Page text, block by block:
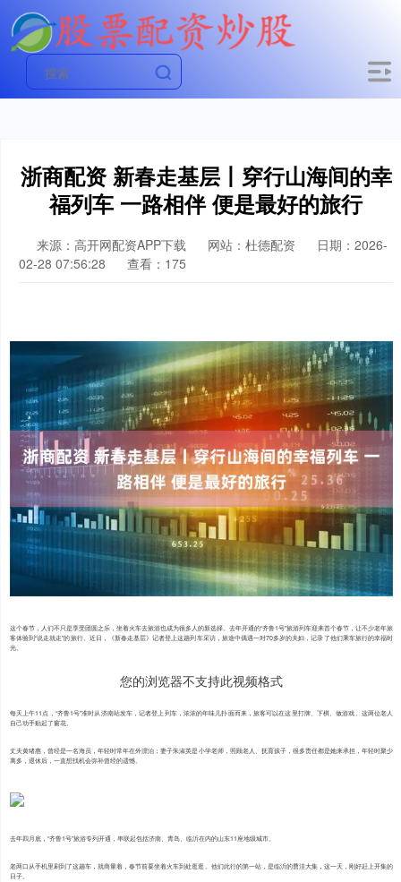
浙商配资 新春走基层丨穿行山海间的幸
福列车 一路相伴 便是最好的旅行
来源：高开网配资APP下载 网站：杜德配资
日期：2026-
02-28 07:56:28
查看：175
这个春节，人们不只是享受团圆之乐，坐着火车去旅游也成为很多人的新选择。去年开通的“齐鲁1号”旅游列车迎来首个春节，让不少老年旅
客体验到“说走就走”的旅行。近日，《新春走基层》记者登上这趟列车采访，旅途中偶遇一对70多岁的夫妇，记录了他们乘车旅行的幸福时
光。
您的浏览器不支持此视频格式
每天上午11点，“齐鲁1号”准时从济南站发车，记者登上列车，浓浓的年味儿扑面而来，旅客可以在这里打牌、下棋、做游戏。这两位老人
自己动手贴起了窗花。
丈夫黄绪惠，曾经是一名海员，年轻时常年在外漂泊；妻子朱淑英是小学老师，照顾老人、抚育孩子，很多责任都是她来承担，年轻时聚少
离多，退休后，一直想找机会弥补曾经的遗憾。
去年四月底，“齐鲁1号”旅游专列开通，串联起包括济南、青岛、临沂在内的山东11座地级城市。
老两口从手机里刷到了这趟车，就商量着，春节前要坐着火车到处逛逛。他们此行的第一站，是临沂的曹洼大集，这一天，刚好赶上开集的
日子。